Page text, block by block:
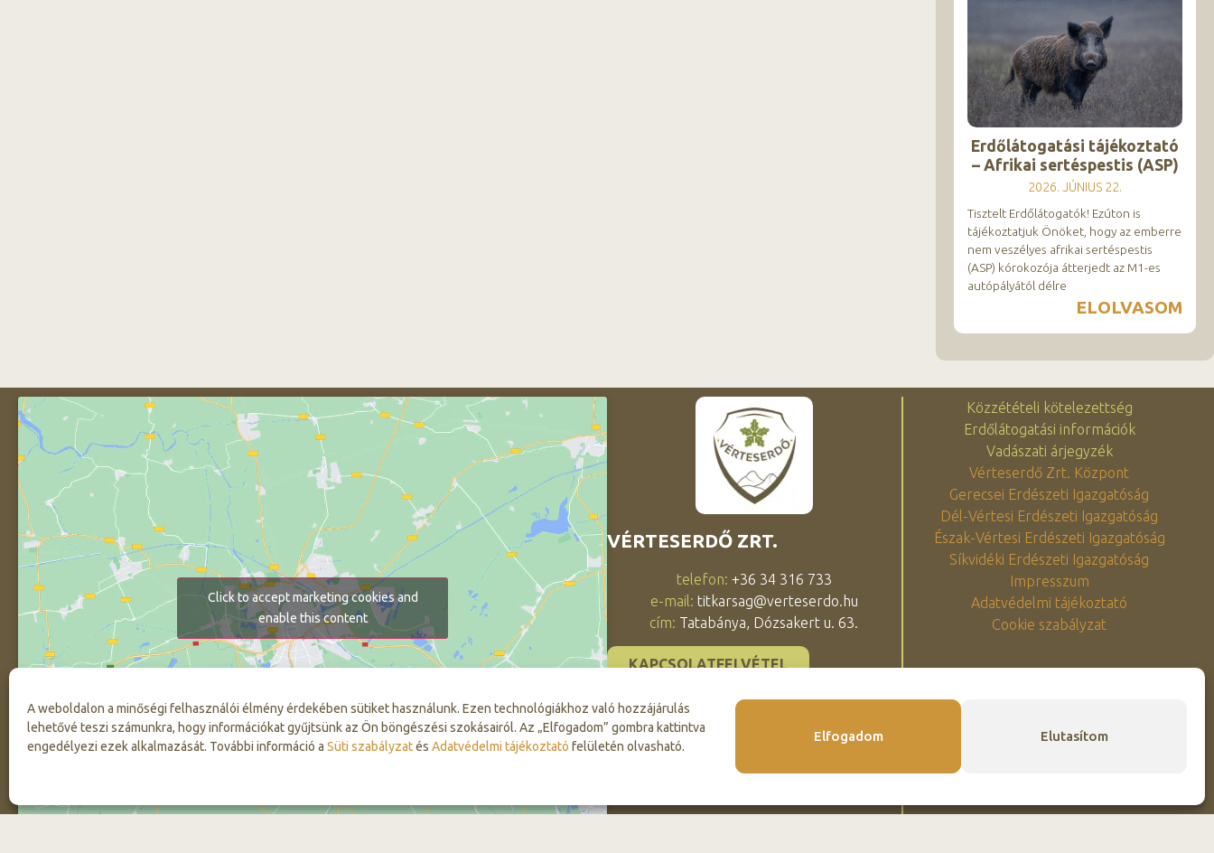
A weboldalon a minőségi felhasználói élmény érdekében sütiket használunk. Ezen technológiákhoz való hozzájárulás
lehetővé teszi számunkra, hogy információkat gyűjtsünk az Ön böngészési szokásairól. Az „Elfogadom” gombra kattintva
engedélyezi ezek alkalmazását. További információ a Süti szabályzatés Adatvédelmi tájékoztató felületén olvasható.
Elfogadom Elutasítom
Erdőlátogatási tájékoztató
– Afrikai sertéspestis (ASP)
2026. JÚNIUS 22.
Tisztelt Erdőlátogatók! Ezúton is
tájékoztatjuk Önöket, hogy az emberre
nem veszélyes afrikai sertéspestis
(ASP) kórokozója átterjedt az M1-es
autópályától délre
ELOLVASOM
Click to accept marketing cookies and
enable this content
VÉRTESERDŐ ZRT.
telefon: +36 34 316 733
e-mail: titkarsag@verteserdo.hu
cím: Tatabánya, Dózsakert u. 63.
KAPCSOLATFELVÉTEL
Közzétételi kötelezettség
Erdőlátogatási információk
Vadászati árjegyzék
Vérteserdő Zrt. Központ
Gerecsei Erdészeti Igazgatóság
Dél-Vértesi Erdészeti Igazgatóság
Észak-Vértesi Erdészeti Igazgatóság
Síkvidéki Erdészeti Igazgatóság
Impresszum
Adatvédelmi tájékoztató
Cookie szabályzat